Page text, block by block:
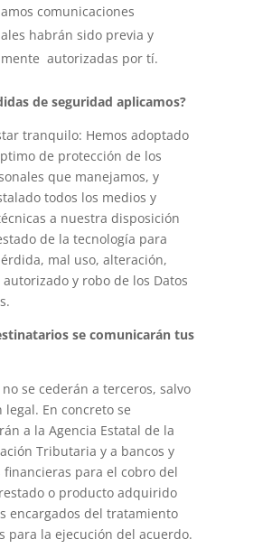
comunicaciones
habrán sido previa y
autorizadas por tí.
de seguridad aplicamos?
tranquilo: Hemos adoptado
de protección de los
que manejamos, y
todos los medios y
a nuestra disposición
de la tecnología para
mal uso, alteración,
autorizado y robo de los Datos
se comunicarán tus
se cederán a terceros, salvo
legal. En concreto se
a la Agencia Estatal de la
Tributaria y a bancos y
para el cobro del
o producto adquirido
encargados del tratamiento
para la ejecución del acuerdo.